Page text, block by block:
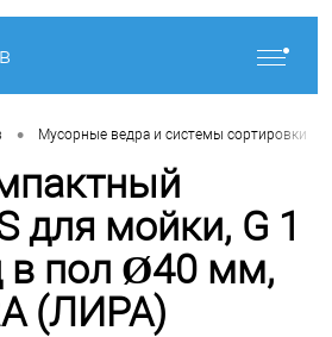
• Мусорные ведра и системы сортировки
для мойки, G 1
в пол Ø40 мм,
(ЛИРА)